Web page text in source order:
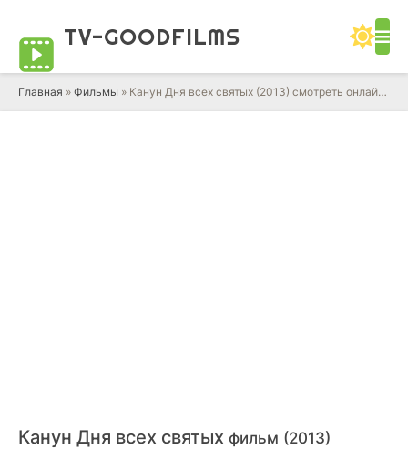
TV-GOODFILMS
Главная » Фильмы » Канун Дня всех святых (2013) смотреть онлайн фильм в HD качестве 720 - 1080 бесплатно
Канун Дня всех святых фильм (2013)